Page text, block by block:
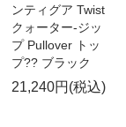
ンティグア Twist
クォーター-ジッ
プ Pullover トッ
プ?? ブラック
21,240円(税込)